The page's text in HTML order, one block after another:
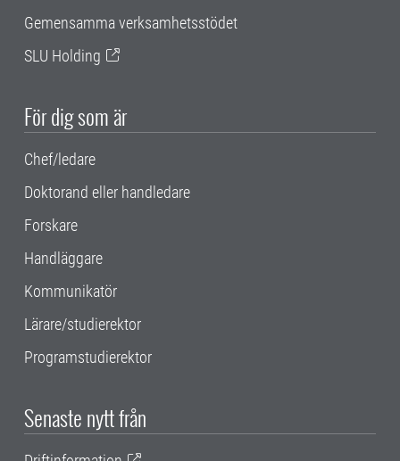
Gemensamma verksamhetsstödet
SLU Holding
För dig som är
Chef/ledare
Doktorand eller handledare
Forskare
Handläggare
Kommunikatör
Lärare/studierektor
Programstudierektor
Senaste nytt från